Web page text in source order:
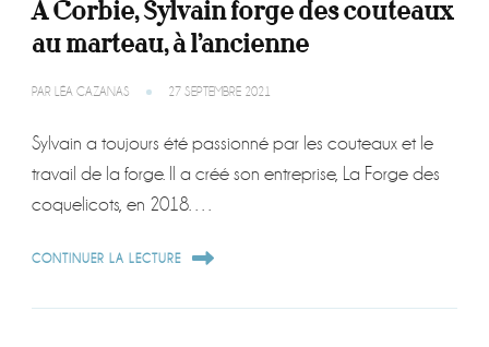
A Corbie, Sylvain forge des couteaux
au marteau, à l’ancienne
PAR LÉA CAZANAS 27 SEPTEMBRE 2021
Sylvain a toujours été passionné par les couteaux et le
travail de la forge. Il a créé son entreprise, La Forge des
coquelicots, en 2018. …
CONTINUER LA LECTURE